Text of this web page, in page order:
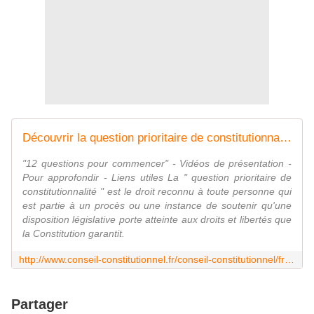
Découvrir la question prioritaire de constitutionnalité (QPC)
"12 questions pour commencer" - Vidéos de présentation -
Pour approfondir - Liens utiles La " question prioritaire de
constitutionnalité " est le droit reconnu à toute personne qui
est partie à un procès ou une instance de soutenir qu'une
disposition législative porte atteinte aux droits et libertés que
la Constitution garantit.
Partager